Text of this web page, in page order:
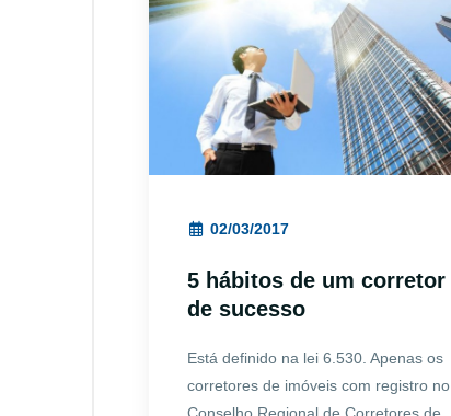
02/03/2017
5 hábitos de um corretor
de sucesso
Está definido na lei 6.530. Apenas os
corretores de imóveis com registro no